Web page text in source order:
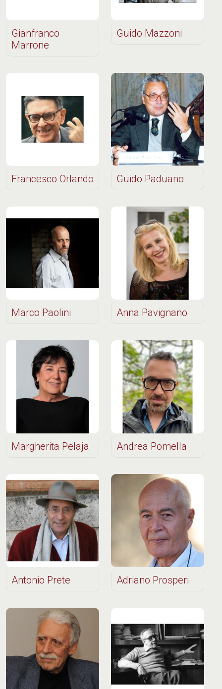
Gianfranco
Marrone
Guido Mazzoni
Francesco Orlando Guido Paduano
Marco Paolini Anna Pavignano
Margherita Pelaja Andrea Pomella
Antonio Prete Adriano Prosperi